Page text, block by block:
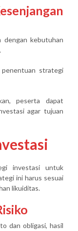
dengan kebutuhan
penentuan strategi
peserta dapat
agar tujuan
investasiuntuk
ini harus sesuai
likuiditas.
dan obligasi, hasil